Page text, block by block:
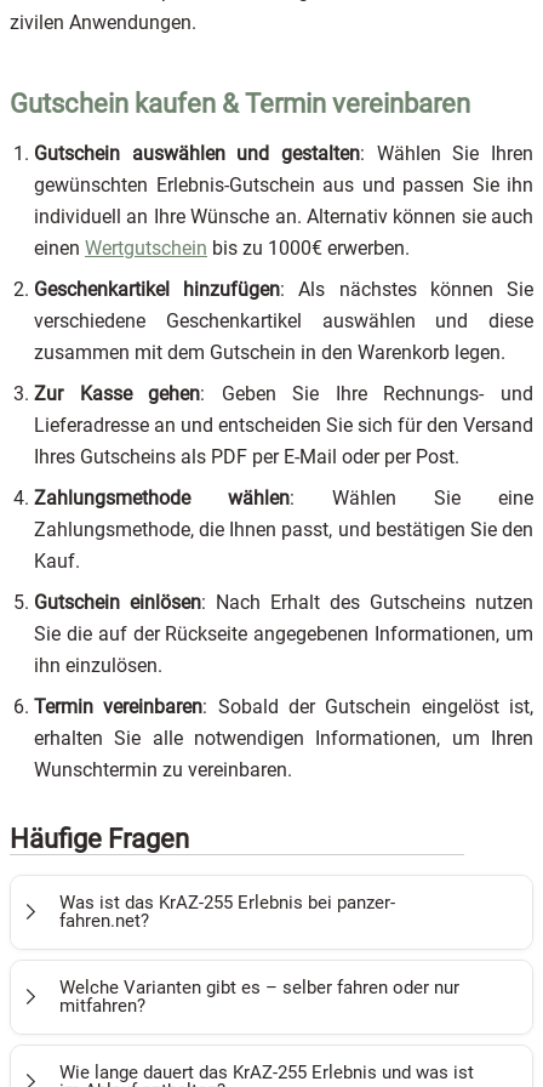
zivilen Anwendungen.
Gutschein kaufen & Termin vereinbaren
Gutschein auswählen und gestalten: Wählen Sie Ihren
gewünschten Erlebnis-Gutschein aus und passen Sie ihn
individuell an Ihre Wünsche an. Alternativ können sie auch
einen Wertgutschein öffnet in neuem Fenster
bis zu 1000€ erwerben.
Geschenkartikel hinzufügen: Als nächstes können Sie
verschiedene Geschenkartikel auswählen und diese
zusammen mit dem Gutschein in den Warenkorb legen.
Zur Kasse gehen: Geben Sie Ihre Rechnungs- und
Lieferadresse an und entscheiden Sie sich für den Versand
Ihres Gutscheins als PDF per E-Mail oder per Post.
Zahlungsmethode wählen: Wählen Sie eine
Zahlungsmethode, die Ihnen passt, und bestätigen Sie den
Kauf.
Gutschein einlösen: Nach Erhalt des Gutscheins nutzen
Sie die auf der Rückseite angegebenen Informationen, um
ihn einzulösen.
Termin vereinbaren: Sobald der Gutschein eingelöst ist,
erhalten Sie alle notwendigen Informationen, um Ihren
Wunschtermin zu vereinbaren.
Häufige Fragen
Was ist das KrAZ-255 Erlebnis bei panzer-
fahren.net?
Beim KrAZ-255 Angebot von panzer-fahren.net sitzt du in
einem legendären sowjetischen Militärtruck mit
Allradantrieb und gewaltiger Motorleistung. Das Erlebnis
findet in Gotha in Thüringen statt und wird als klassischer
Welche Varianten gibt es – selber fahren oder nur
mitfahren?
Für den KrAZ-255 stehen dir zwei Varianten zur Verfügung:
Wie lange dauert das KrAZ-255 Erlebnis und was ist